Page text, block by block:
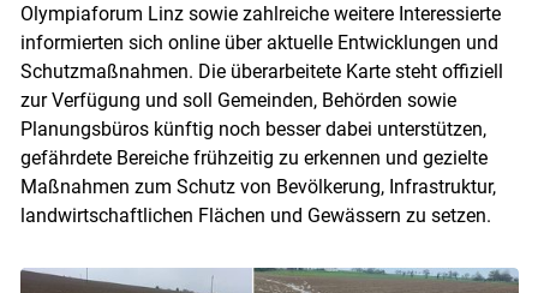
Olympiaforum Linz sowie zahlreiche weitere Interessierte
informierten sich online über aktuelle Entwicklungen und
Schutzmaßnahmen. Die überarbeitete Karte steht offiziell
zur Verfügung und soll Gemeinden, Behörden sowie
Planungsbüros künftig noch besser dabei unterstützen,
gefährdete Bereiche frühzeitig zu erkennen und gezielte
Maßnahmen zum Schutz von Bevölkerung, Infrastruktur,
landwirtschaftlichen Flächen und Gewässern zu setzen.